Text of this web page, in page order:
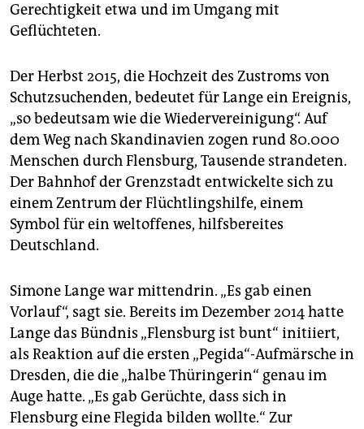
Gerechtigkeit etwa und im Umgang mit
Geflüchteten.
Der Herbst 2015, die Hochzeit des Zustroms von
Schutzsuchenden, bedeutet für Lange ein Ereignis,
„so bedeutsam wie die Wiedervereinigung“. Auf
dem Weg nach Skandinavien zogen rund 80.000
Menschen durch Flensburg, Tausende strandeten.
Der Bahnhof der Grenzstadt entwickelte sich zu
einem Zentrum der Flüchtlingshilfe, einem
Symbol für ein weltoffenes, hilfsbereites
Deutschland.
Simone Lange war mittendrin. „Es gab einen
Vorlauf“, sagt sie. Bereits im Dezember 2014 hatte
Lange das Bündnis „Flensburg ist bunt“ initiiert,
als Reaktion auf die ersten „Pegida“-Aufmärsche in
Dresden, die die „halbe Thüringerin“ genau im
Auge hatte. „Es gab Gerüchte, dass sich in
Flensburg eine Flegida bilden wollte.“ Zur